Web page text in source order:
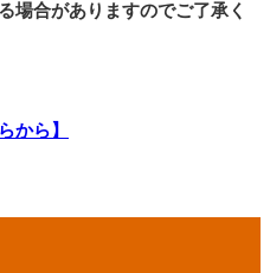
場合がありますのでご了承く
から】